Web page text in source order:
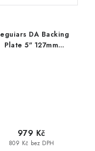
DA Backing
Plate 5" 127mm
809 Kč bez DPH
979 Kč